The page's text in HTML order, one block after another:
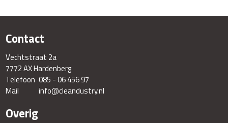
Contact
Vechtstraat 2a
7772 AX Hardenberg
Telefoon 085 - 06 456 97
Mail
info@cleandustry.nl
Overig